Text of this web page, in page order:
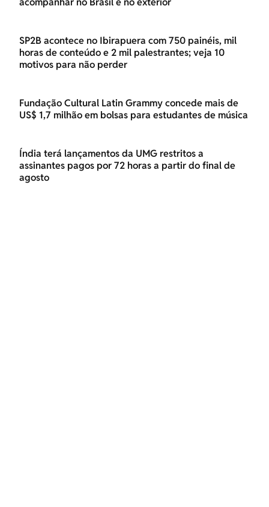
SP2B acontece no Ibirapuera com 750 painéis, mil
horas de conteúdo e 2 mil palestrantes; veja 10
motivos para não perder
Fundação Cultural Latin Grammy concede mais de
US$ 1,7 milhão em bolsas para estudantes de música
Índia terá lançamentos da UMG restritos a
assinantes pagos por 72 horas a partir do final de
agosto